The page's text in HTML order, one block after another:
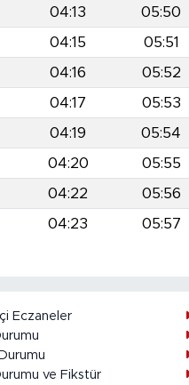
04:13 05:50
04:15 05:51
04:16 05:52
04:17 05:53
04:19 05:54
04:20 05:55
04:22 05:56
04:23 05:57
Eczaneler
ve Fikstür